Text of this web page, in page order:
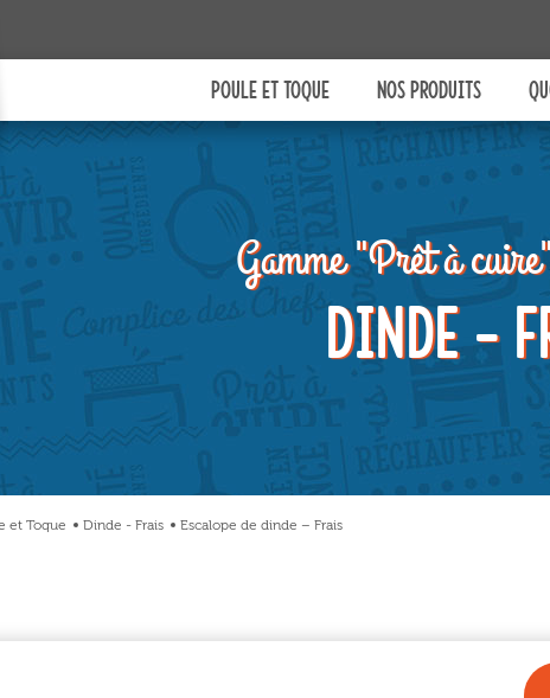
POULE ET TOQUE NOS PRODUITS
Prêt à
Prêt à
Prêt àSERVIR
Gamme "Prêt à
Dinde -
et Toque Dinde - Frais Escalope de dinde – Frais
des fins analytiques. Vous
d'avis à tout moment en
l'icône présente sur chaque
site. En autorisant ces
vous acceptez le dépôt et la
cookies et l'utilisation de
de suivi nécessaires à leur
confidentialité